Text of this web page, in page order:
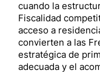
cuando la
Fiscalidad
acceso a
convierten a las
estratégica de
adecuada y el